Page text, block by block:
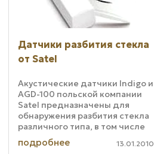
Датчики разбития стекла
от Satel
Акустические датчики Indigo и
AGD-100 польской компании
Satel предназначены для
обнаружения разбития стекла
различного типа, в том числе
обыкновенного,
многослойного или
подробнее 13.01.2010